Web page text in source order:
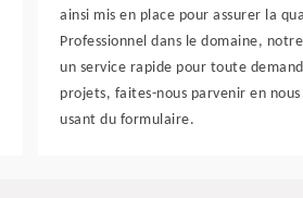
ainsi mis en place pour assurer la
Professionnel dans le domaine,
un service rapide pour toute
projets, faites-nous parvenir en
usant du formulaire.